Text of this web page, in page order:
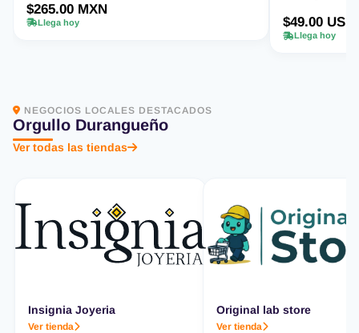
$265.00 MXN
Llega hoy $49.00 USD
Llega hoy
NEGOCIOS LOCALES DESTACADOS
Orgullo Durangueño
Ver todas las tiendas
Insignia Joyeria
Ver tienda
Original lab store
Ver tienda